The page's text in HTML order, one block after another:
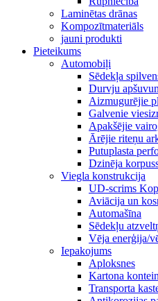
Laminētas drānas
Kompozītmateriāls
jauni produkti
Pieteikums
Automobiļi
Sēdekļa
Durvju
Aizmugurējie
Galvenie
Apakšējie
Ārējie riteņu
Putuplasta
Dzinēja
Viegla konstrukcija
UD-scrims
Aviācija un
Automašīna
Sēdekļu
Vēja enerģija/
Iepakojums
Aploksnes
Kartona
Transporta